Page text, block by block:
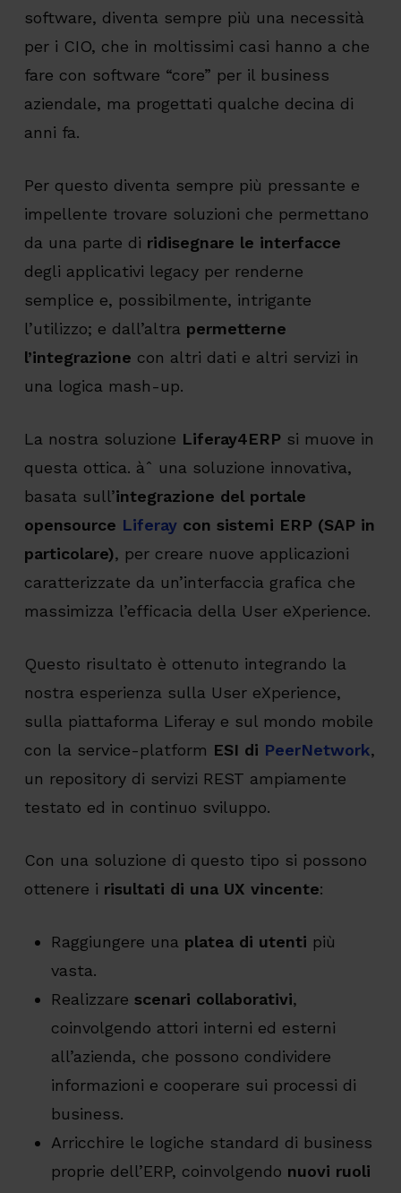
software, diventa sempre più una necessità
per i CIO, che in moltissimi casi hanno a che
fare con software “core” per il business
aziendale, ma progettati qualche decina di
anni fa.
Per questo diventa sempre più pressante e
impellente trovare soluzioni che permettano
da una parte di ridisegnare le interfacce
degli applicativi legacy per renderne
semplice e, possibilmente, intrigante
l’utilizzo; e dall’altra permetterne
l’integrazione con altri dati e altri servizi in
una logica mash-up.
La nostra soluzione Liferay4ERPsi muove in
questa ottica. àˆ una soluzione innovativa,
basata sull’integrazione del portale
opensource Liferaycon sistemi ERP (SAP in
particolare), per creare nuove applicazioni
caratterizzate da un’interfaccia grafica che
massimizza l’efficacia della User eXperience.
Questo risultato è ottenuto integrando la
nostra esperienza sulla User eXperience,
sulla piattaforma Liferay e sul mondo mobile
con la service-platform ESI di PeerNetwork,
un repository di servizi REST ampiamente
testato ed in continuo sviluppo.
Con una soluzione di questo tipo si possono
ottenere i risultati di una UX vincente:
Raggiungere una platea di utenti più
vasta.
Realizzare scenari collaborativi,
coinvolgendo attori interni ed esterni
all’azienda, che possono condividere
informazioni e cooperare sui processi di
business.
Arricchire le logiche standard di business
proprie dell’ERP, coinvolgendo nuovi ruoli